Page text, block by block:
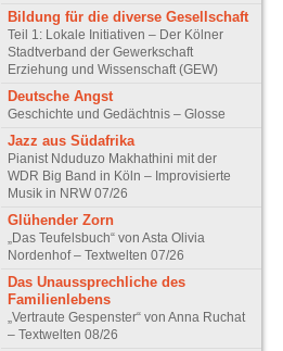
Bildung für die diverse Gesellschaft
Teil 1: Lokale Initiativen – Der Kölner
Stadtverband der Gewerkschaft
Erziehung und Wissenschaft (GEW)
Deutsche Angst
Geschichte und Gedächtnis – Glosse
Jazz aus Südafrika
Pianist Nduduzo Makhathini mit der
WDR Big Band in Köln – Improvisierte
Musik in NRW 07/26
Glühender Zorn
„Das Teufelsbuch“ von Asta Olivia
Nordenhof – Textwelten 07/26
Das Unaussprechliche des
Familienlebens
„Vertraute Gespenster“ von Anna Ruchat
– Textwelten 08/26